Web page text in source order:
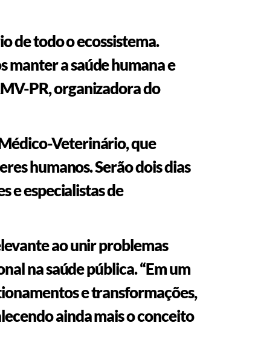
de todo o ecossistema.
manter a saúde humana e
PR, organizadora do
Veterinário, que
humanos. Serão dois dias
e especialistas de
ao unir problemas
na saúde pública. “Em um
e transformações,
ainda mais o conceito